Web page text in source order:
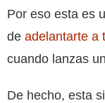
Por eso esta es
de adelantarte a
cuando lanzas
De hecho, esta